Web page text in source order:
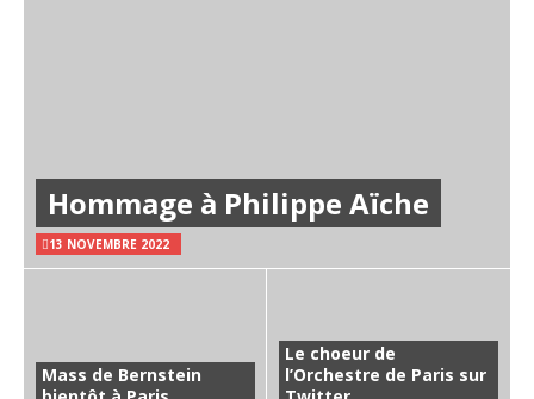
Hommage à Philippe Aïche
13 NOVEMBRE 2022
Mass de Bernstein
Le choeur de
l’Orchestre de Paris sur